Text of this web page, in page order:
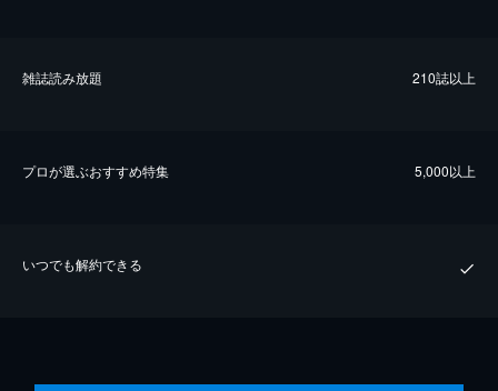
雑誌読み放題 210誌以上
プロが選ぶおすすめ特集 5,000以上
いつでも解約できる